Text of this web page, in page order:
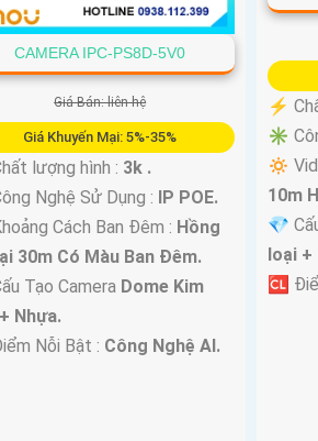
CAMERA IPC-PS8D-5V0
Giá Bán: liên hệ
Giá Khuyến Mại: 5%-35%
lượng hình : 3k .
Nghệ Sử Dụng : IP POE.
Cách Ban Đêm : Hồng
30m Có Màu Ban Ðêm.
Tạo Camera Dome Kim
Nhựa.
Nỗi Bật : Công Nghệ AI.
️⚡
✳️
🔅
10m
💎
loại +
️🆑